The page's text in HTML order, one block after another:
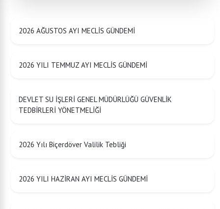
2026 AĞUSTOS AYI MECLİS GÜNDEMİ
2026 YILI TEMMUZ AYI MECLİS GÜNDEMİ
DEVLET SU İŞLERİ GENEL MÜDÜRLÜĞÜ GÜVENLİK
TEDBİRLERİ YÖNETMELİĞİ
2026 Yılı Biçerdöver Valilik Tebliği
2026 YILI HAZİRAN AYI MECLİS GÜNDEMİ